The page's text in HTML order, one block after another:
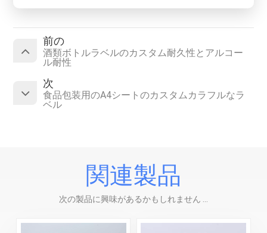
前の
酒類ボトルラベルのカスタム耐久性とアルコー
ル耐性
次
食品包装用のA4シートのカスタムカラフルなラ
ベル
関連製品
次の製品に興味があるかもしれません ...